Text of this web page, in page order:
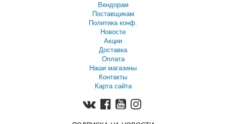
Вендорам
Поставщикам
Политика конф.
Новости
Акции
Доставка
Оплата
Наши магазины
Контакты
Карта сайта